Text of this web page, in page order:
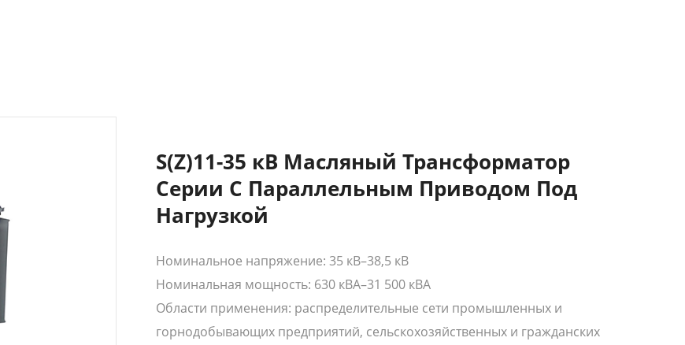
S(Z)11-35 кВ Масляный Трансформатор
Серии С Параллельным Приводом Под
Нагрузкой
Номинальное напряжение: 35 кВ–38,5 кВ
Номинальная мощность: 630 кВА–31 500 кВА
Области применения: распределительные сети промышленных и
горнодобывающих предприятий, сельскохозяйственных и гражданских